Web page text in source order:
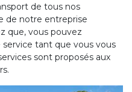
de tous nos
de notre entreprise
que, vous pouvez
tant que vous vous
sont proposés aux